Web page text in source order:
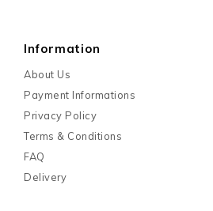
Information
About Us
Payment Informations
Privacy Policy
Terms & Conditions
FAQ
Delivery